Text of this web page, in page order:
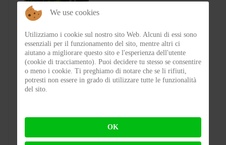
Test Silence S02 – Stile silenzioso
We use cookies
Utilizziamo i cookie sul nostro sito Web. Alcuni di essi sono
essenziali per il funzionamento del sito, mentre altri ci
aiutano a migliorare questo sito e l'esperienza dell'utente
(cookie di tracciamento). Puoi decidere tu stesso se consentire
o meno i cookie. Ti preghiamo di notare che se li rifiuti,
potresti non essere in grado di utilizzare tutte le funzionalità
del sito.
OK